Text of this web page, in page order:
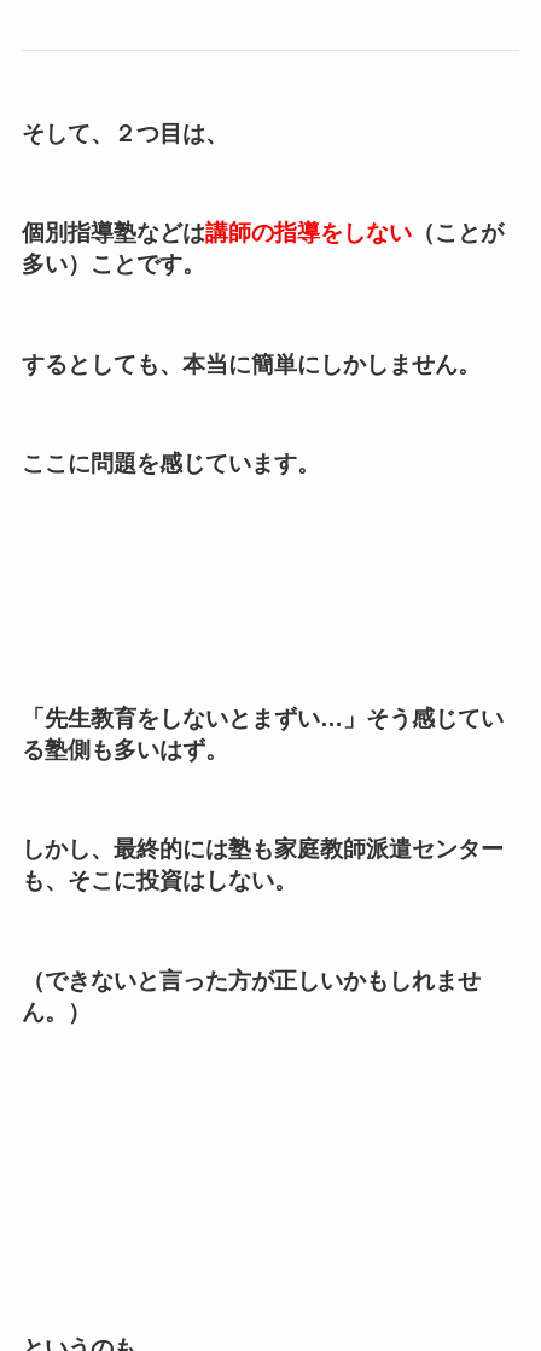
そして、２つ目は、
個別指導塾などは講師の指導をしない（ことが
多い）ことです。
するとしても、本当に簡単にしかしません。
ここに問題を感じています。
「先生教育をしないとまずい… 」そう感じてい
る塾側も多いはず。
しかし、最終的には塾も家庭教師派遣センター
も、そこに投資はしない。
（できないと言った方が正しいかもしれませ
ん。）